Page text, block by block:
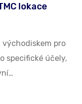
lokace
pro
specifické účely,